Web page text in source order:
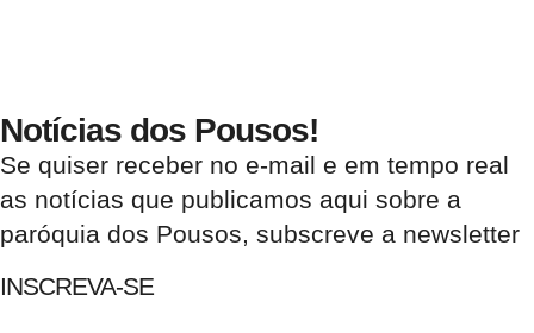
Notícias dos Pousos!
Se quiser receber no e-mail e em tempo real
as notícias que publicamos aqui sobre a
paróquia dos Pousos, subscreve a newsletter
INSCREVA-SE